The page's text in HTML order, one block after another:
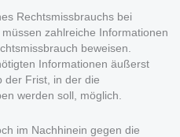
Rechtsmissbrauchs bei
zahlreiche Informationen
beweisen.
Informationen äußerst
der Frist, in der die
werden soll, möglich.
im Nachhinein gegen die